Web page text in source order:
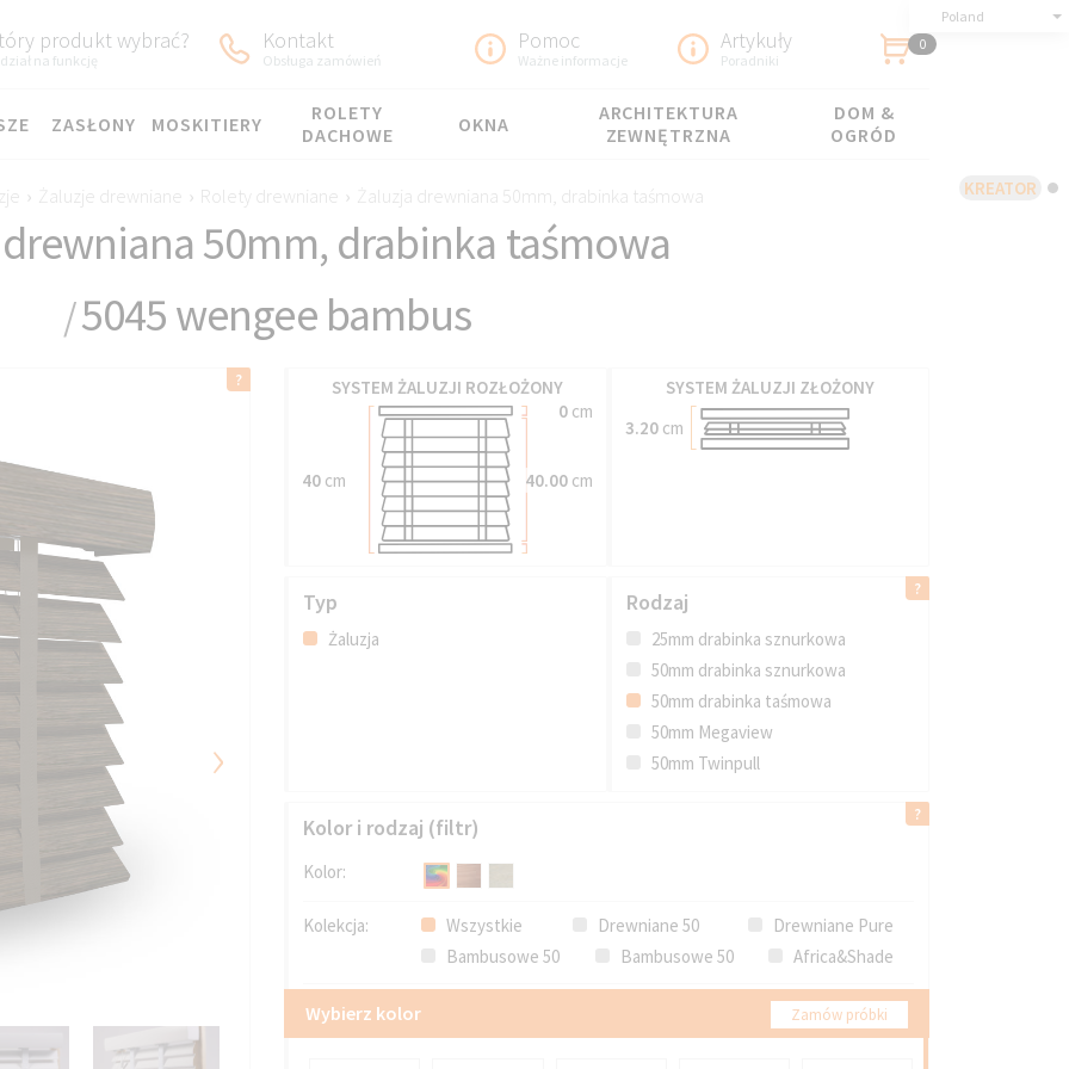
KREATOR
Poland
produkt wybrać?
na funkcję
Kontakt
Obsługa zamówień
Pomoc
Ważne informacje
Artykuły
Poradniki
0
ZASŁONY MOSKITIERY
ROLETY
DACHOWE
OKNA
ARCHITEKTURA
ZEWNĘTRZNA
DOM &
OGRÓD
› Żaluzje drewniane › Rolety drewniane › Żaluzja drewniana 50mm, drabinka taśmowa
50mm, drabinka taśmowa
/5045 wengee bambus
›
SYSTEM ŻALUZJI ROZŁOŻONY
40 cm
0cm
40.00cm
SYSTEM ŻALUZJI ZŁOŻONY
3.20cm
Typ
Żaluzja
Rodzaj
25mm drabinka sznurkowa
50mm drabinka sznurkowa
50mm drabinka taśmowa
50mm Megaview
50mm Twinpull
Kolor i rodzaj (filtr)
Kolor:
Kolekcja: Wszystkie Drewniane 50
Drewniane Pure
Bambusowe 50
Bambusowe 50 Africa&Shade
Wybierz kolor Zamów próbki